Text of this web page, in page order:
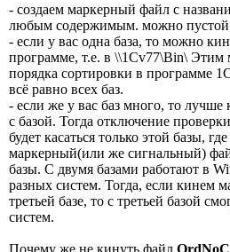
- создаем маркерный файл с
любым содержимым. можно
- если у вас одна база, то можно
программе, т.е. в \\1Cv77\Bin\
порядка сортировки в программе
всё равно всех баз.
- если же у вас баз много, то лучше
с базой. Тогда отключение
будет касаться только этой базы,
маркерный(или же сигнальный)
базы. С двумя базами работают в
разных систем. Тогда, если кинем
третьей базе, то с третьей базой
систем.
Почему же не кинуть файл